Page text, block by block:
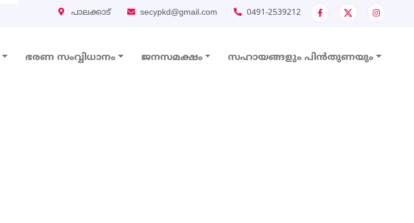
പാലക്കാട് secypkd@gmail.com 0491-2539212
ഭരണ സംവ്വിധാനം ജനസമക്ഷം സഹായങ്ങളും പിൻതുണയും